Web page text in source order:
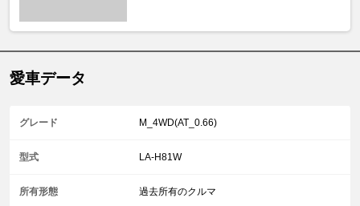
愛車データ
グレード M_4WD(AT_0.66)
型式 LA-H81W
所有形態 過去所有のクルマ